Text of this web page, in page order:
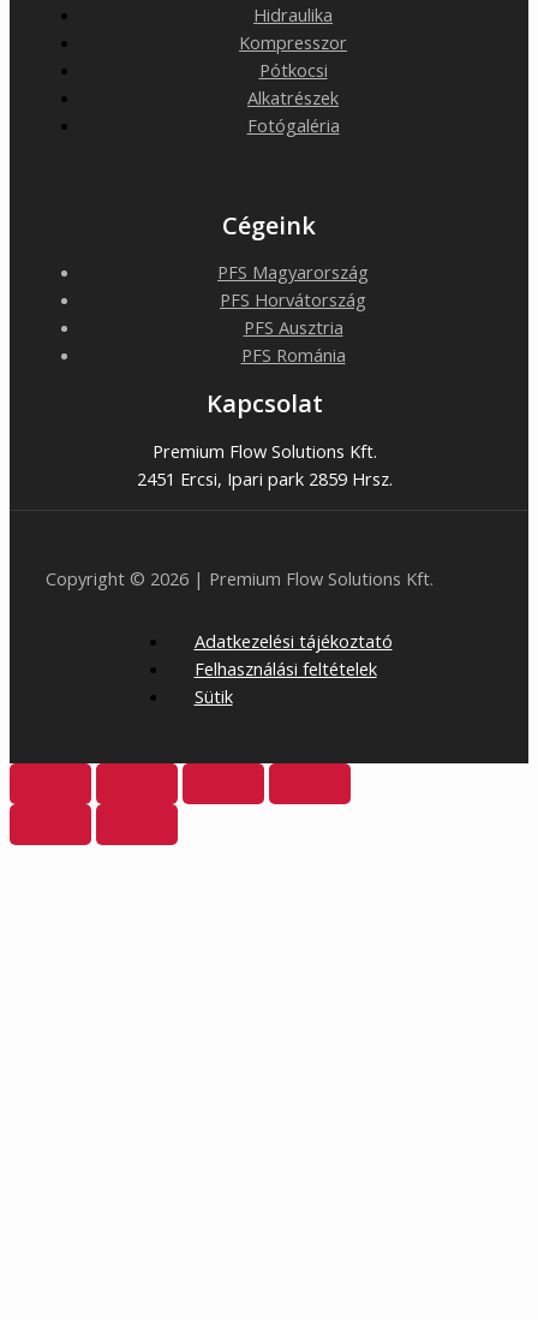
Hidraulika
Kompresszor
Pótkocsi
Alkatrészek
Fotógaléria
Cégeink
PFS Magyarország
PFS Horvátország
PFS Ausztria
PFS Románia
Kapcsolat
Premium Flow Solutions Kft.
2451 Ercsi, Ipari park 2859 Hrsz.
Copyright © 2026 | Premium Flow Solutions Kft.
Adatkezelési tájékoztató
Felhasználási feltételek
Sütik